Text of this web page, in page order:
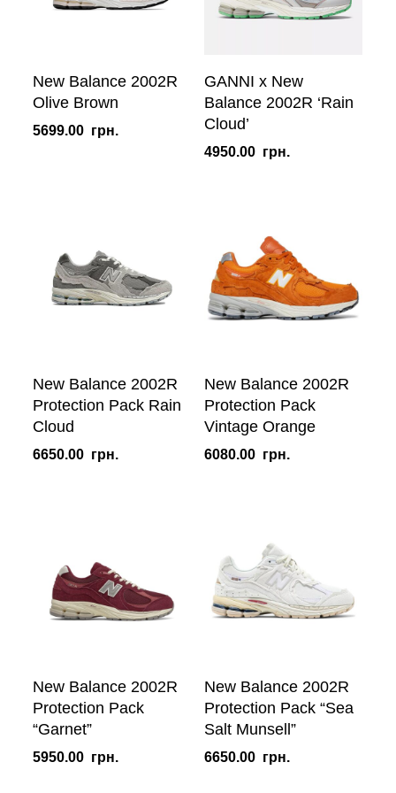
New Balance 2002R
Olive Brown
5699.00 грн.
GANNI x New
Balance 2002R ‘Rain
Cloud’
4950.00 грн.
New Balance 2002R
Protection Pack Rain
Cloud
6650.00 грн.
New Balance 2002R
Protection Pack
Vintage Orange
6080.00 грн.
New Balance 2002R
Protection Pack
“Garnet”
5950.00 грн.
New Balance 2002R
Protection Pack “Sea
Salt Munsell”
6650.00 грн.